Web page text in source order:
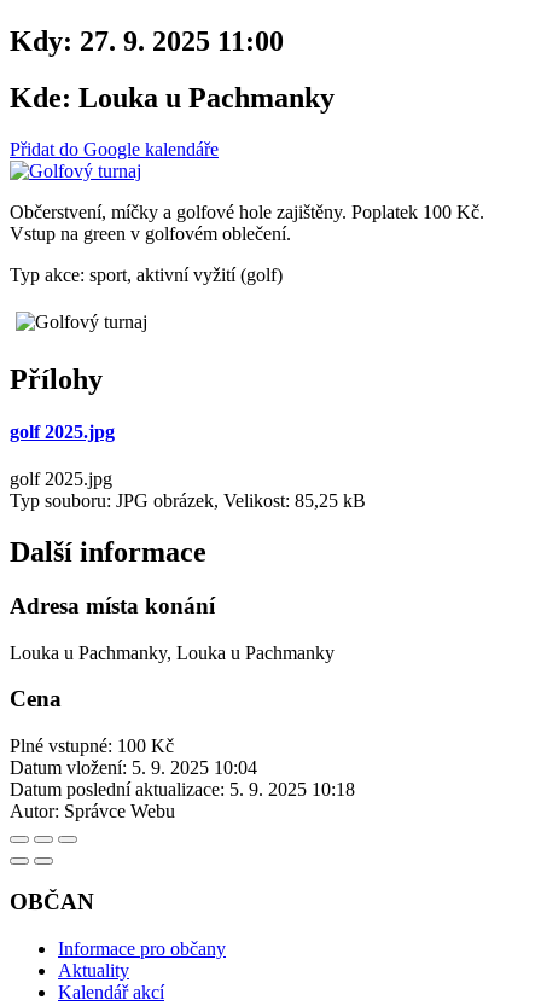
Kdy: 27. 9. 2025 11:00
Kde: Louka u Pachmanky
Přidat do Google kalendáře
Občerstvení, míčky a golfové hole zajištěny. Poplatek 100 Kč.
Vstup na green v golfovém oblečení.
Typ akce: sport, aktivní vyžití (golf)
Přílohy
golf 2025.jpg
golf 2025.jpg
Typ souboru: JPG obrázek, Velikost: 85,25 kB
Další informace
Adresa místa konání
Louka u Pachmanky, Louka u Pachmanky
Cena
Plné vstupné: 100 Kč
Datum vložení: 5. 9. 2025 10:04
Datum poslední aktualizace: 5. 9. 2025 10:18
Autor: Správce Webu
OBČAN
Informace pro občany
Aktuality
Kalendář akcí